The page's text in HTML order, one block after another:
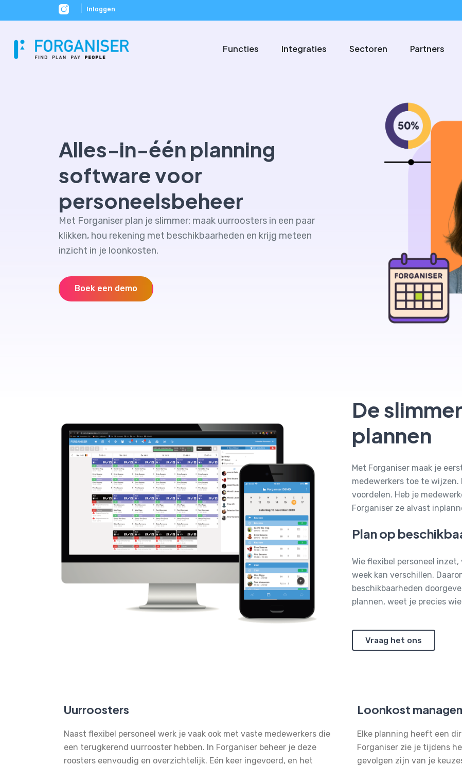
Inloggen
Functies Integraties Sectoren Partners
Alles-in-één planning
software voor
personeelsbeheer
Met Forganiser plan je slimmer: maak uurroosters in een paar
klikken, hou rekening met beschikbaarheden en krijg meteen
inzicht in je loonkosten.
Boek een demo
De
plannen
Met Forganiser maak je
medewerkers toe te
voordelen. Heb je
Forganiser ze alvast
Plan op
Wie flexibel personeel
week kan verschillen.
beschikbaarheden
plannen, weet je precies
Vraag het ons
Uurroosters
Naast flexibel personeel werk je vaak ook met vaste medewerkers die
een terugkerend uurrooster hebben. In Forganiser beheer je deze
roosters eenvoudig en overzichtelijk. Eén keer ingevoerd, en het
Loonkost
Elke planning heeft een
Forganiser zie je tijdens
gevolgen zijn van je